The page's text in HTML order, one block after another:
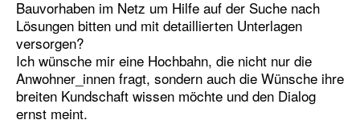
Bauvorhaben im Netz um Hilfe auf der Suche nach
Lösungen bitten und mit detaillierten Unterlagen
versorgen?
Ich wünsche mir eine Hochbahn, die nicht nur die
Anwohner_innen fragt, sondern auch die Wünsche ihre
breiten Kundschaft wissen möchte und den Dialog
ernst meint.